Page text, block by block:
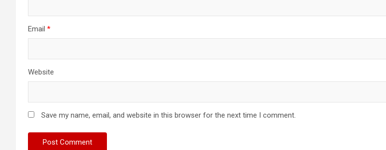
Email *
Website
Save my name, email, and website in this browser for the next time I comment.